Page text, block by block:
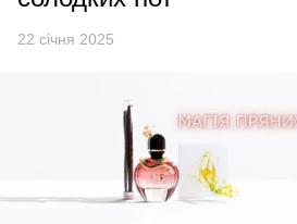
22 січня 2025